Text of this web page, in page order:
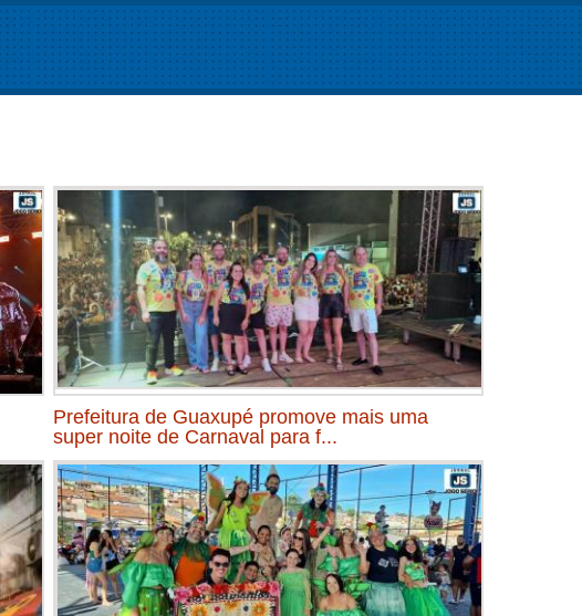
Prefeitura de Guaxupé promove mais uma
super noite de Carnaval para f...